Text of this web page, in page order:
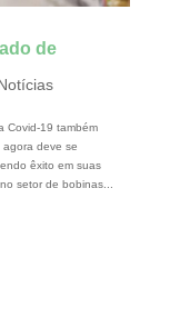
de
Covid-19 também
deve se
êxito em suas
setor de bobinas...